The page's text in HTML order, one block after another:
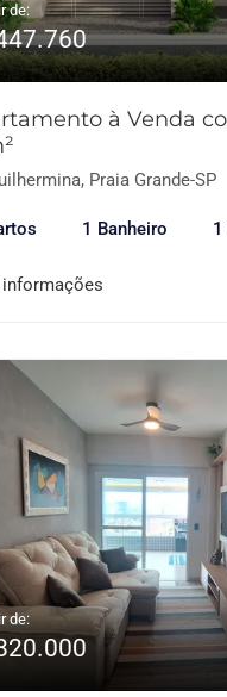
de:
à Venda
Praia Grande-SP
1 Banheiro 1
de: